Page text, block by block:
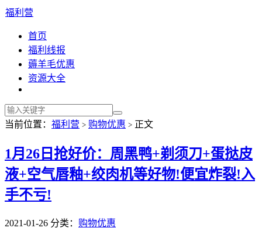
福利营
首页
福利线报
薅羊毛优惠
资源大全
当前位置： 福利营 > 购物优惠 > 正文
1月26日抢好价：周黑鸭+剃须刀+蛋挞皮
液+空气唇釉+绞肉机等好物!便宜炸裂!入
手不亏!
2021-01-26 分类： 购物优惠